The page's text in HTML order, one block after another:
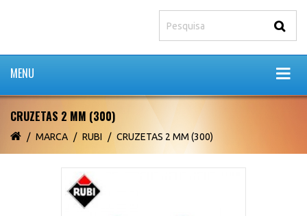
MENU
CRUZETAS 2 MM (300)
MARCA RUBI CRUZETAS 2 MM (300)